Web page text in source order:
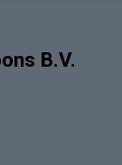
B.V.